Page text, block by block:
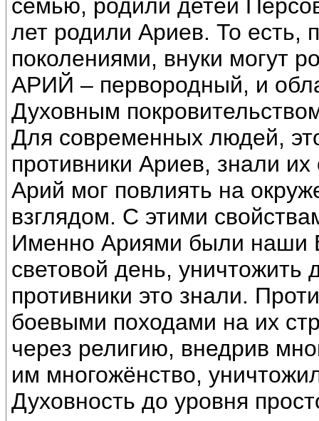
семью, родили детей
лет родили Ариев. То есть,
поколениями, внуки могут
АРИЙ – первородный, и
Духовным
Для современных людей,
противники Ариев, знали
Арий мог повлиять на
взглядом. С этими
Именно Ариями были наши
световой день, уничтожить
противники это знали.
боевыми походами на их
через религию, внедрив
им многожёнство,
Духовность до уровня